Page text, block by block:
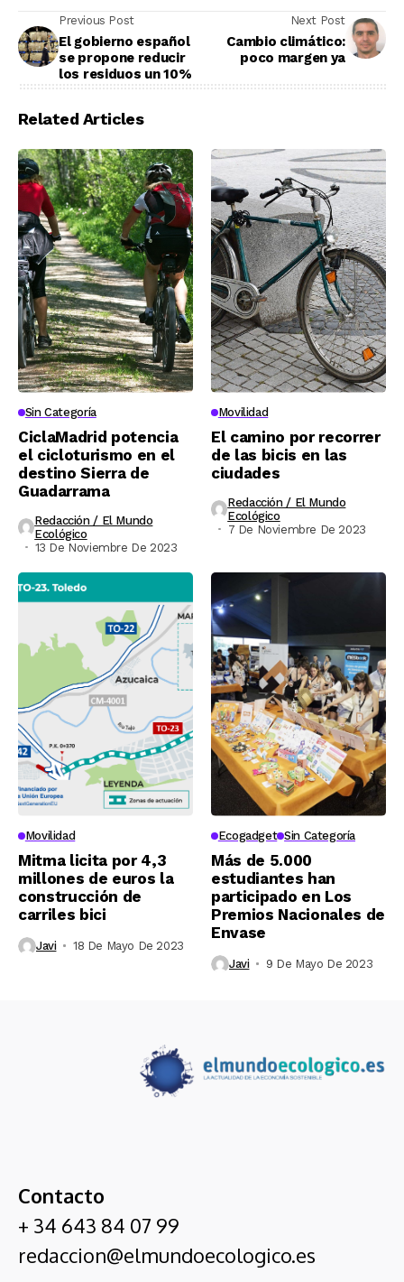
Previous Post
El gobierno español
se propone reducir
los residuos un 10%
Next Post
Cambio climático:
poco margen ya
Related Articles
Sin Categoría
CiclaMadrid potencia
el cicloturismo en el
destino Sierra de
Guadarrama
Redacción / El Mundo
Ecológico
13 De Noviembre De 2023
Movilidad
El camino por recorrer
de las bicis en las
ciudades
Redacción / El Mundo
Ecológico
7 De Noviembre De 2023
Movilidad
Mitma licita por 4,3
millones de euros la
construcción de
carriles bici
Javi 18 De Mayo De 2023
Ecogadget Sin Categoría
Más de 5.000
estudiantes han
participado en Los
Premios Nacionales de
Envase
Javi 9 De Mayo De 2023
Contacto
+ 34 643 84 07 99
redaccion@elmundoecologico.es